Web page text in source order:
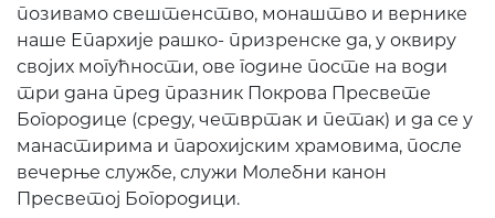
позивамо свештенство, монаштво и вернике
наше Епархије рашко- призренске да, у оквиру
својих могућности, ове године посте на води
три дана пред празник Покрова Пресвете
Богородице (среду, четвртак и петак) и да се у
манастирима и парохијским храмовима, после
вечерње службе, служи Молебни канон
Пресветој Богородици.